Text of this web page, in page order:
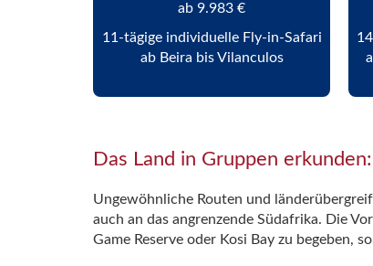
ab 9.983 €
11-tägige individuelle Fly-in-Safari
ab Beira bis Vilanculos
Das Land in Gruppen
Ungewöhnliche Routen und
auch an das angrenzende Südafrika. Die
Game Reserve oder Kosi Bay zu begeben,